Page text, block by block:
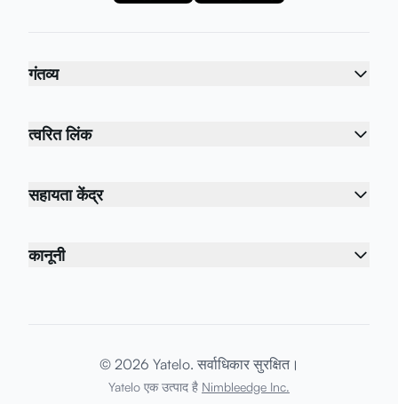
गंतव्य
त्वरित लिंक
सहायता केंद्र
कानूनी
© 2026 Yatelo. सर्वाधिकार सुरक्षित।
Yatelo एक उत्पाद है Nimbleedge Inc.